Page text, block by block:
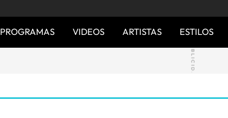
PROGRAMAS VIDEOS ARTISTAS ESTILOS